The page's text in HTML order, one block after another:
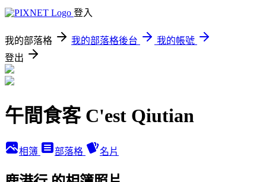
登入
我的部落格 我的部落格後台
我的帳號
登出
午間食客 C'est Qiutian
相簿 部落格 名片